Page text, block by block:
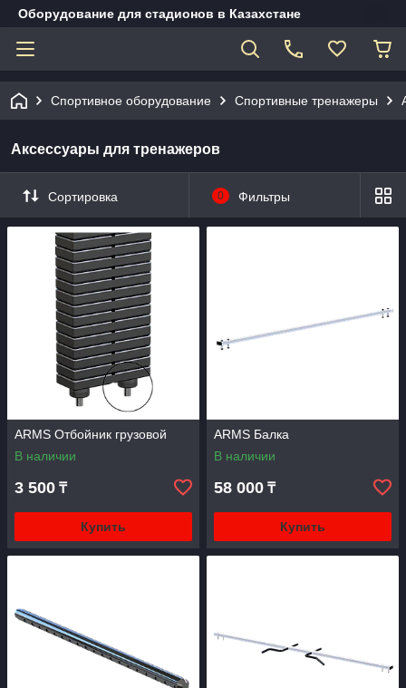
Оборудование для стадионов в Казахстане
Спортивное оборудование Спортивные тренажеры
Аксессуары для тренажеров
Сортировка 0 Фильтры
ARMS Отбойник грузовой
В наличии
3 500 ₸
Купить
ARMS Балка
В наличии
58 000 ₸
Купить